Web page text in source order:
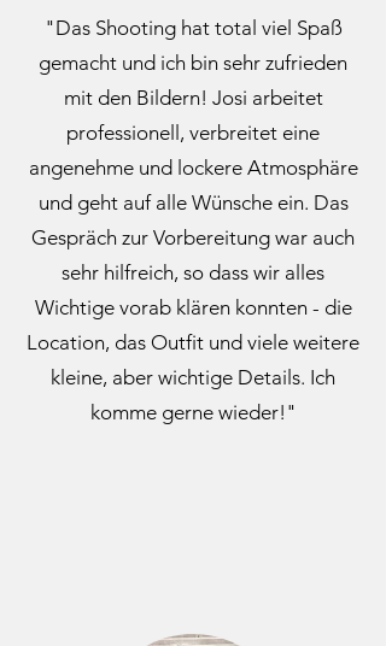
"Das Shooting hat total viel Spaß
gemacht und ich bin sehr zufrieden
mit den Bildern! Josi arbeitet
professionell, verbreitet eine
angenehme und lockere Atmosphäre
und geht auf alle Wünsche ein. Das
Gespräch zur Vorbereitung war auch
sehr hilfreich, so dass wir alles
Wichtige vorab klären konnten - die
Location, das Outfit und viele weitere
kleine, aber wichtige Details. Ich
komme gerne wieder!"